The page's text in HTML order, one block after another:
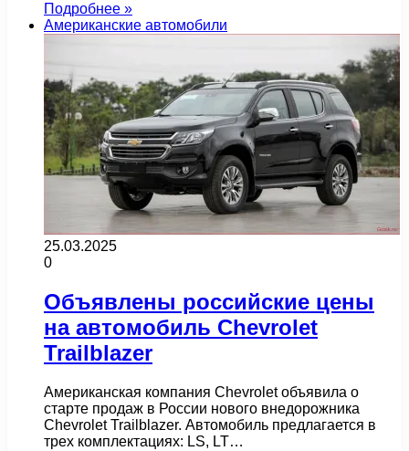
Подробнее »
Американские автомобили
25.03.2025
0
Объявлены российские цены
на автомобиль Chevrolet
Trailblazer
Американская компания Chevrolet объявила о
старте продаж в России нового внедорожника
Chevrolet Trailblazer. Автомобиль предлагается в
трех комплектациях: LS, LT…